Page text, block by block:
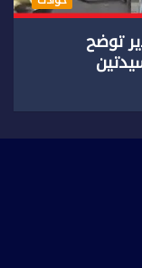
توضح